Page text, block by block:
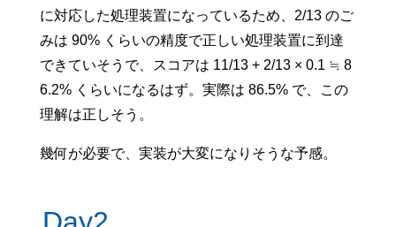
に対応した処理装置になっているため、2/13 のご
みは 90% くらいの精度で正しい処理装置に到達
できていそうで、スコアは 11/13 + 2/13 × 0.1 ≒ 8
6.2% くらいになるはず。実際は 86.5% で、この
理解は正しそう。
幾何が必要で、実装が大変になりそうな予感。